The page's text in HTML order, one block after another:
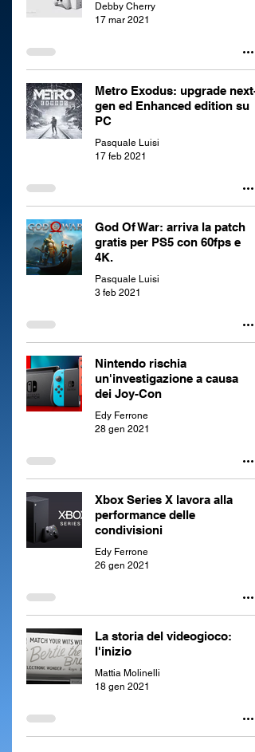
Debby Cherry
17 mar 2021
Metro Exodus: upgrade next-
gen ed Enhanced edition su
PC
Pasquale Luisi
17 feb 2021
God Of War: arriva la patch
gratis per PS5 con 60fps e
4K.
Pasquale Luisi
3 feb 2021
Nintendo rischia
un'investigazione a causa
dei Joy-Con
Edy Ferrone
28 gen 2021
Xbox Series X lavora alla
performance delle
condivisioni
Edy Ferrone
26 gen 2021
La storia del videogioco:
l'inizio
Mattia Molinelli
18 gen 2021